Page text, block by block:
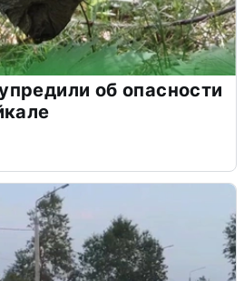
об опасности